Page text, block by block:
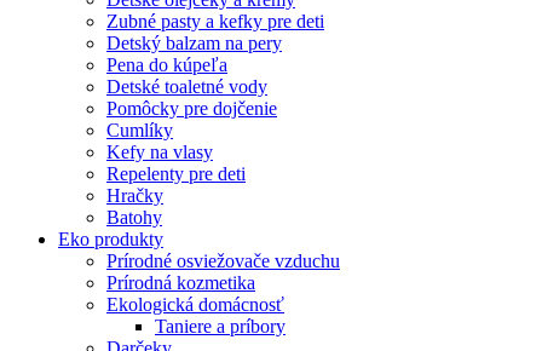
Zubné pasty a kefky pre deti
Detský balzam na pery
Pena do kúpeľa
Detské toaletné vody
Pomôcky pre dojčenie
Cumlíky
Kefy na vlasy
Repelenty pre deti
Hračky
Batohy
Eko produkty
Prírodné osviežovače vzduchu
Prírodná kozmetika
Ekologická domácnosť
Taniere a príbory